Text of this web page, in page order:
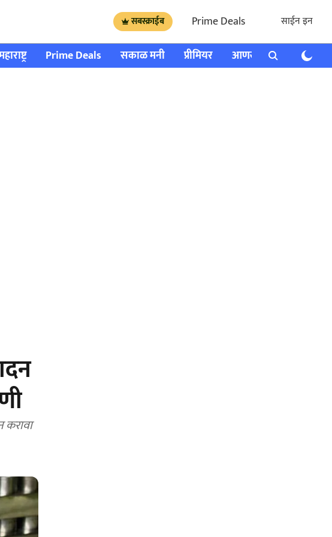
सबस्क्राईब Prime Deals साईन इन
Prime Deals सकाळ मनी प्रीमियर आणखी राशी भविष्य
करावा